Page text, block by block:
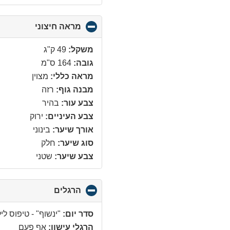
מראה חיצוני
to
משקל: 49 ק"ג
גובה: 164 ס"מ
מראה כללי: מצוין
מבנה גוף: רזה
צבע עור: בהיר
צבע העיניים: ירוק
אורך שיער: בינוני
סוג שיער: חלק
צבע שיער: שטני
הרגלים
to
collapse
contents
סדר יום: "ינשוף" - טיפוס
הרגלי עישון: אף פעם